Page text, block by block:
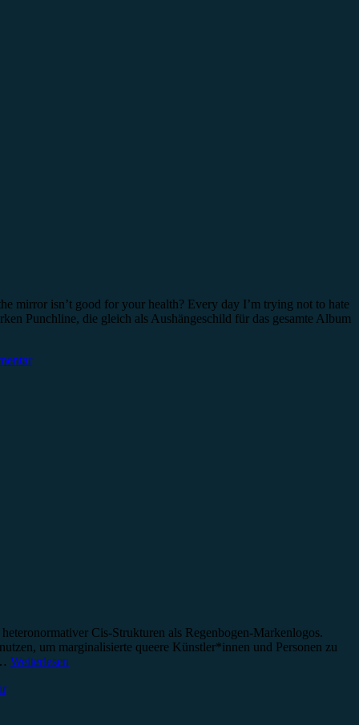
mirror isn’t good for your health? Every day I’m trying not to hate
Punchline, die gleich als Aushängeschild für das gesamte Album
Cis-Strukturen als Regenbogen-Markenlogos.
um marginalisierte queere Künstler*innen und Personen zu
Weiterlesen